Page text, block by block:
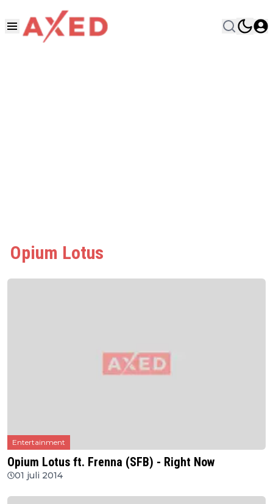
Opium Lotus
Entertainment
Opium Lotus ft. Frenna (SFB) - Right Now
01 juli 2014